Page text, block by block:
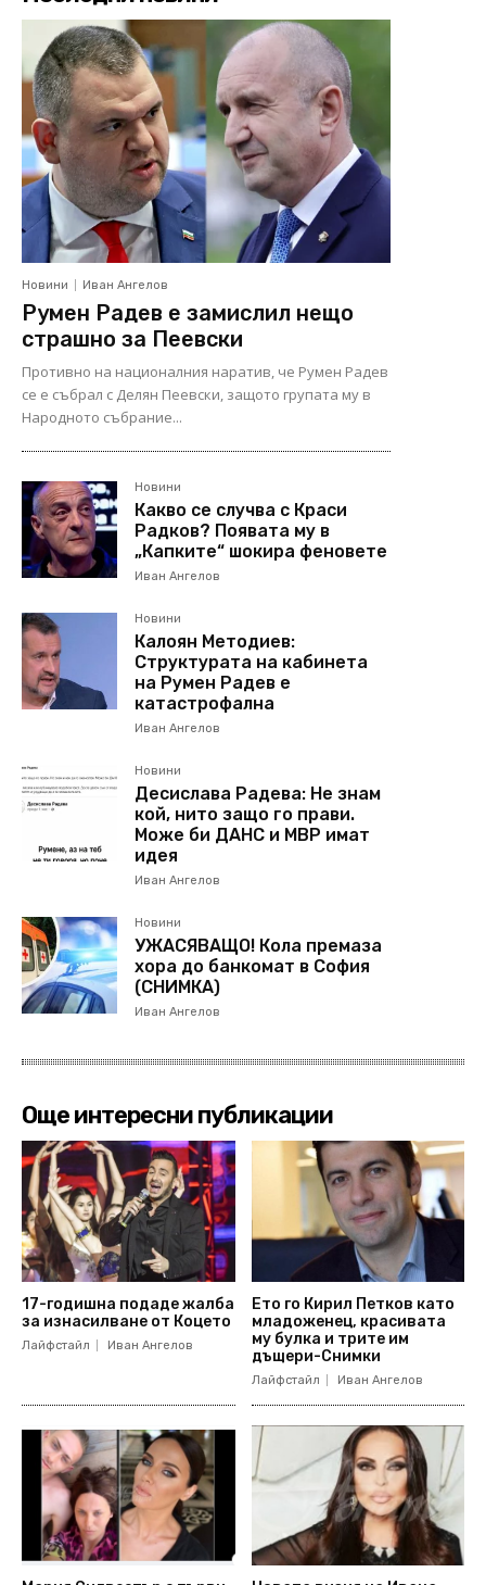
Новини Иван Ангелов
Румен Радев е замислил нещо
страшно за Пеевски
Противно на националния наратив, че Румен Радев
се е събрал с Делян Пеевски, защото групата му в
Народното събрание...
Новини
Какво се случва с Краси
Радков? Появата му в
„Капките“ шокира феновете
Иван Ангелов
Новини
Калоян Методиев:
Структурата на кабинета
на Румен Радев е
катастрофална
Иван Ангелов
Новини
Десислава Радева: Не знам
кой, нито защо го прави.
Може би ДАНС и МВР имат
идея
Иван Ангелов
Новини
УЖАСЯВАЩО! Кола премаза
хора до банкомат в София
(СНИМКА)
Иван Ангелов
Още интересни публикации
17-годишна подаде жалба
за изнасилване от Коцето
Лайфстайл Иван Ангелов
Ето го Кирил Петков като
младоженец, красивата
му булка и трите им
дъщери-Снимки
Лайфстайл Иван Ангелов